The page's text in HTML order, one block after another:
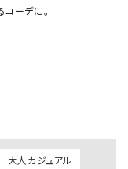
大人カジュアル